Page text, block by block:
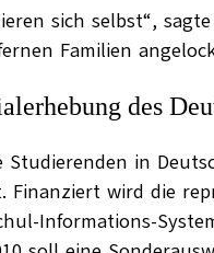
sich selbst“,
Familien
des
Studierenden in
Finanziert wird die
Informations-